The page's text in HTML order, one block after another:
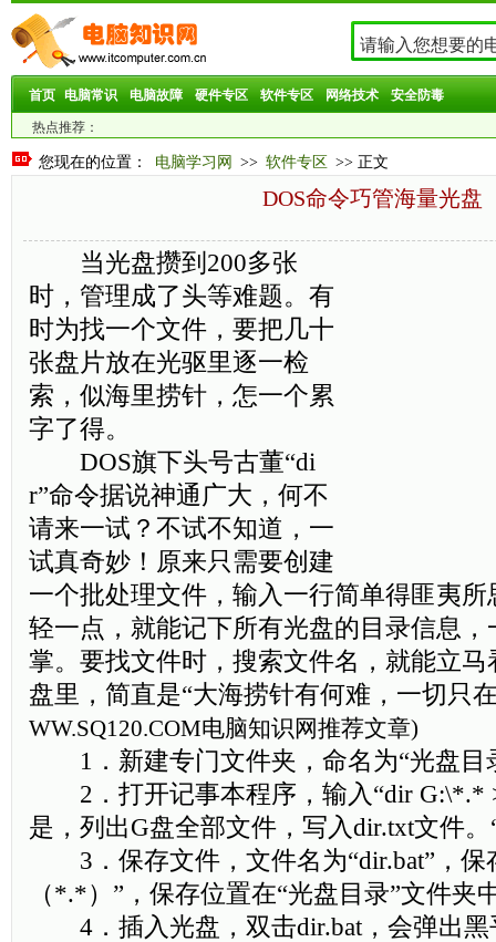
首页 电脑常识 电脑故障 硬件专区 软件专区 网络技术 安全防毒
热点推荐：
您现在的位置： 电脑学习网 >> 软件专区 >> 正文
DOS命令巧管海量光盘
当光盘攒到200多张
时，管理成了头等难题。有
时为找一个文件，要把几十
张盘片放在光驱里逐一检
索，似海里捞针，怎一个累
字了得。
DOS旗下头号古董“di
r”命令据说神通广大，何不
请来一试？不试不知道，一
试真奇妙！原来只需要创建
一个批处理文件，输入一行简单得匪夷
轻一点，就能记下所有光盘的目录信息
掌。要找文件时，搜索文件名，就能立
盘里，简直是“大海捞针有何难，一切只
WW.SQ120.COM电脑知识网推荐文章)
1．新建专门文件夹，命名为“光盘目
2．打开记事本程序，输入“dir G:\*.*
是，列出G盘全部文件，写入dir.txt文件
3．保存文件，文件名为“dir.bat”，保
（*.*）”，保存位置在“光盘目录”文件夹
4．插入光盘，双击dir.bat，会弹出黑